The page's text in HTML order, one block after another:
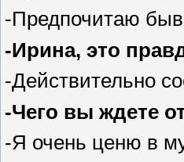
-Предпочитаю
-Ирина, это
-Действительно
-Чего вы ждете
-Я очень ценю в